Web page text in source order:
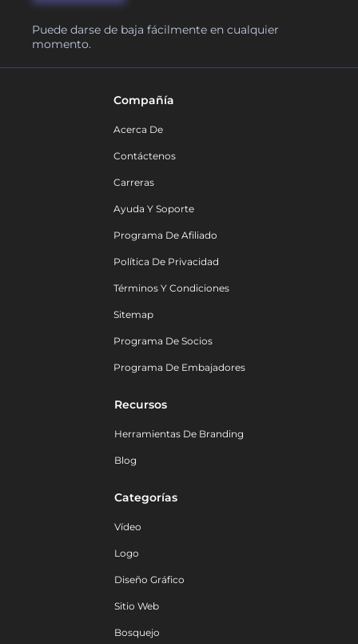
Puede darse de baja fácilmente en cualquier
momento.
Compañía
Acerca De
Contáctenos
Carreras
Ayuda Y Soporte
Programa De Afiliado
Política De Privacidad
Términos Y Condiciones
Sitemap
Programa De Socios
Programa De Embajadores
Recursos
Herramientas De Branding
Blog
Categorías
Vídeo
Logo
Diseño Gráfico
Sitio Web
Bosquejo